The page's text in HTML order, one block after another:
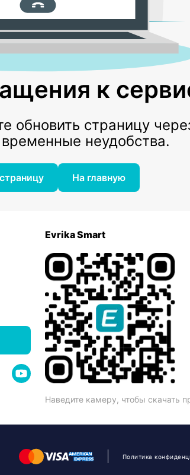
к
обновить страницу
неудобства.
На главную
Evrika Smart
Наведите камеру, чтобы скачать
Политика